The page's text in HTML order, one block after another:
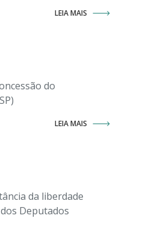
LEIA MAIS
do
LEIA MAIS
da liberdade
Deputados